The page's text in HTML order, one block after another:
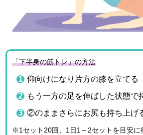
「下半身の筋トレ」の方法
仰向けになり片方の膝を立てる
もう一方の足を伸ばした状態で
②のままさらにお尻も持ち上げ
※1セット20回、1日1～2セットを目安に